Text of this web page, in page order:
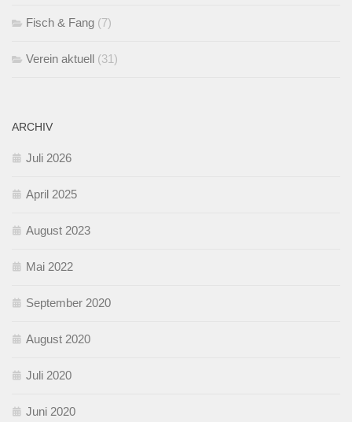
Fisch & Fang (7)
Verein aktuell (31)
ARCHIV
Juli 2026
April 2025
August 2023
Mai 2022
September 2020
August 2020
Juli 2020
Juni 2020